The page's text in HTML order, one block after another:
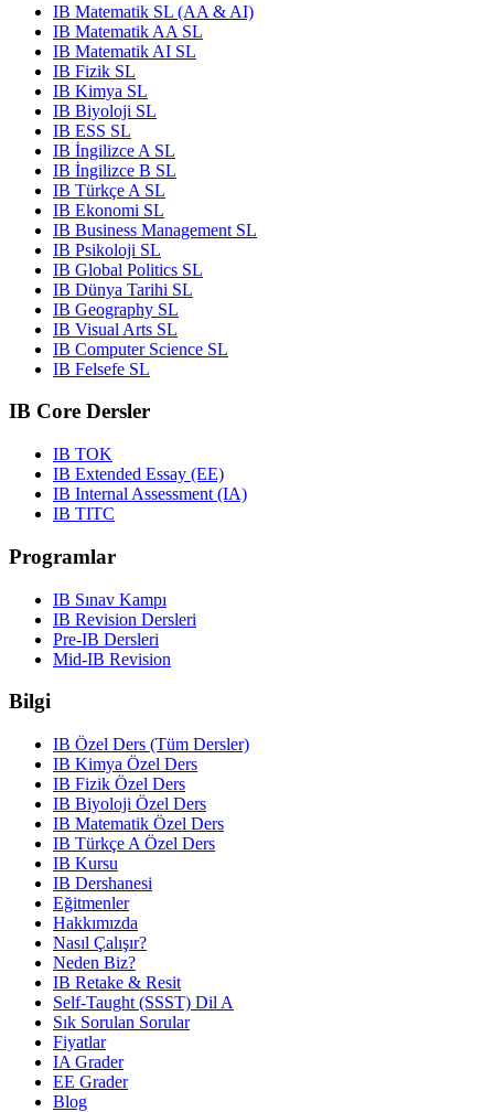
IB Matematik SL (AA & AI)
IB Matematik AA SL
IB Matematik AI SL
IB Fizik SL
IB Kimya SL
IB Biyoloji SL
IB ESS SL
IB İngilizce A SL
IB İngilizce B SL
IB Türkçe A SL
IB Ekonomi SL
IB Business Management SL
IB Psikoloji SL
IB Global Politics SL
IB Dünya Tarihi SL
IB Geography SL
IB Visual Arts SL
IB Computer Science SL
IB Felsefe SL
IB Core Dersler
IB TOK
IB Extended Essay (EE)
IB Internal Assessment (IA)
IB TITC
Programlar
IB Sınav Kampı
IB Revision Dersleri
Pre-IB Dersleri
Mid-IB Revision
Bilgi
IB Özel Ders (Tüm Dersler)
IB Kimya Özel Ders
IB Fizik Özel Ders
IB Biyoloji Özel Ders
IB Matematik Özel Ders
IB Türkçe A Özel Ders
IB Kursu
IB Dershanesi
Eğitmenler
Hakkımızda
Nasıl Çalışır?
Neden Biz?
IB Retake & Resit
Self-Taught (SSST) Dil A
Sık Sorulan Sorular
Fiyatlar
IA Grader
EE Grader
Blog